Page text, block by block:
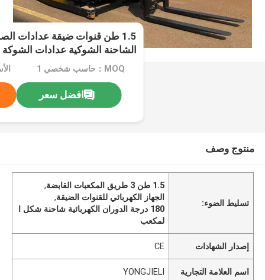
1.5 طن قنوات ضيقة عدادات
درجة
MOQ：حاسب شخصي 1
افضل سعر
منتوج وصف
تسليط الضوء:
1.5 طن 3 طريق المكعبات القابضة
,
الجهاز الكهربائي للقنوات الضيقة,
180 درجة الدوران الكهربائية شاحنة شكل ا
لمكعب
إصدار الشهادات CE
اسم العلامة التجارية YONGJIELI